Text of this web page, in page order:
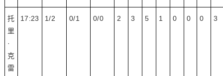
托
里
·
克
雷
17:23 1/2 0/1 0/0 2 3 5 1 0 0 0 3